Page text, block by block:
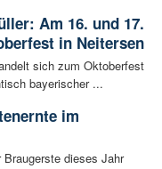
Am 16. und 17.
in Neitersen
sich zum Oktoberfest
bayerischer ...
im
dieses Jahr